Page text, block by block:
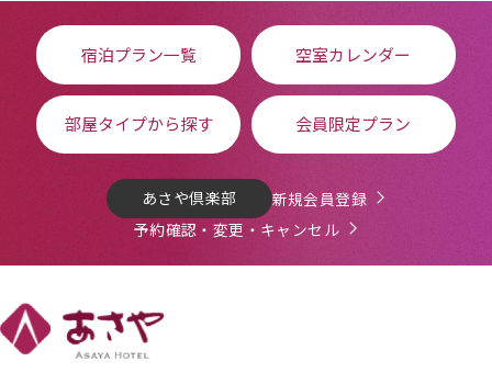
宿泊プラン一覧 空室カレンダー
部屋タイプから探す 会員限定プラン
あさや倶楽部
新規会員登録
予約確認・変更・キャンセル